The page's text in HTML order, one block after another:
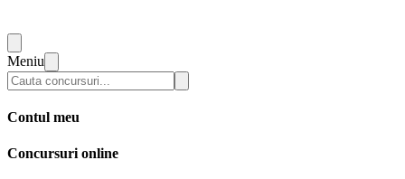
Meniu
Contul meu
Concursuri online